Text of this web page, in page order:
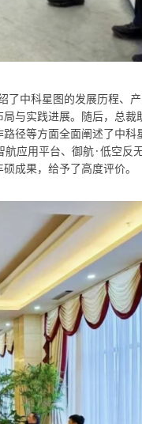
了中科星图的发展历程、
与实践进展。随后，总裁
径等方面全面阐述了中科
应用平台、御航·低空反
成果，给予了高度评价。